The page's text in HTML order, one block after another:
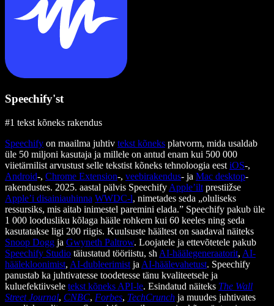
Speechify'st
#1 tekst kõneks rakendus
Speechify on maailma juhtiv tekst kõneks platvorm, mida usaldab
üle 50 miljoni kasutaja ja millele on antud enam kui 500 000
viietärnilist arvustust selle tekstist kõneks tehnoloogia eest iOS-,
Android-, Chrome Extension-, veebirakendus- ja Mac desktop-
rakendustes. 2025. aastal pälvis Speechify Apple’ilt prestiižse
Apple’i disainiauhinna WWDC-l, nimetades seda „oluliseks
ressursiks, mis aitab inimestel paremini elada.” Speechify pakub üle
1 000 loodusliku kõlaga hääle rohkem kui 60 keeles ning seda
kasutatakse ligi 200 riigis. Kuulsuste häältest on saadaval näiteks
Snoop Dogg ja Gwyneth Paltrow. Loojatele ja ettevõtetele pakub
Speechify Studio täiustatud tööriistu, sh AI-häälegeneraatorit, AI-
häälekloonimist, AI-dubleerimist ja AI-häälevahetust. Speechify
panustab ka juhtivatesse toodetesse tänu kvaliteetsele ja
kuluefektiivsele tekst kõneks API-le. Esindatud näiteks The Wall
Street Journal, CNBC, Forbes, TechCrunch ja muudes juhtivates